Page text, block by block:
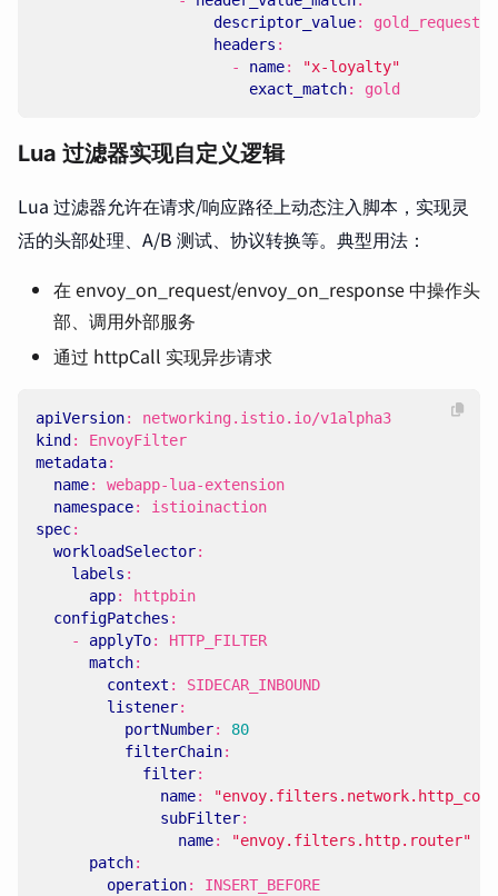
descriptor_value:
gold_request
headers :
- name:
"x-loyalty"
exact_match: gold
Lua 过滤器实现自定义逻辑
Lua 过滤器允许在请求/响应路径上动态注入脚本，实现灵
活的头部处理、A/B 测试、协议转换等。典型用法：
在 envoy_on_request/envoy_on_response 中操作头
部、调用外部服务
通过 httpCall 实现异步请求
apiVersion:
networking.istio.io/v1alpha3
kind:
EnvoyFilter
metadata:
name:
webapp-lua-extension
namespace:
istioinaction
spec:
workloadSelector:
labels :
app:
httpbin
configPatches :
- applyTo:
HTTP_FILTER
match:
context :
SIDECAR_INBOUND
listener:
portNumber:
80
filterChain:
filter:
name:
subFilter:
name:
"envoy.filters.http.router"
patch:
operation:
INSERT_BEFORE